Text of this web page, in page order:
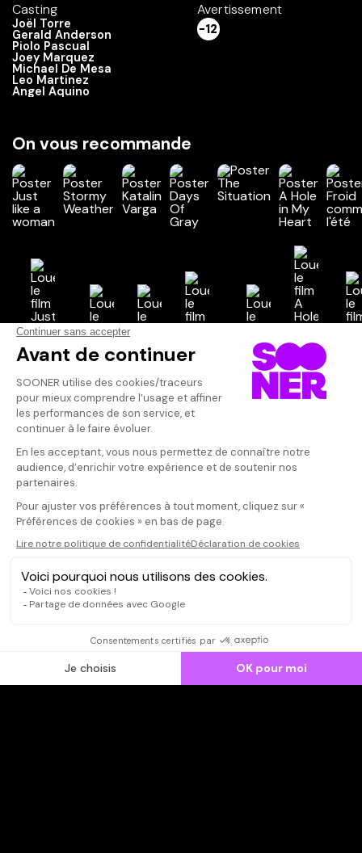
Casting
Joël Torre
Gerald Anderson
Piolo Pascual
Joey Marquez
Michael De Mesa
Leo Martinez
Angel Aquino
Avertissement
-12
On vous recommande
Vos avis
Donnez votre avis
Votre note
Votre commentaire
Il faut vous connecter pour
publier un avis
CONNEXION
Qui sommes-nous ?